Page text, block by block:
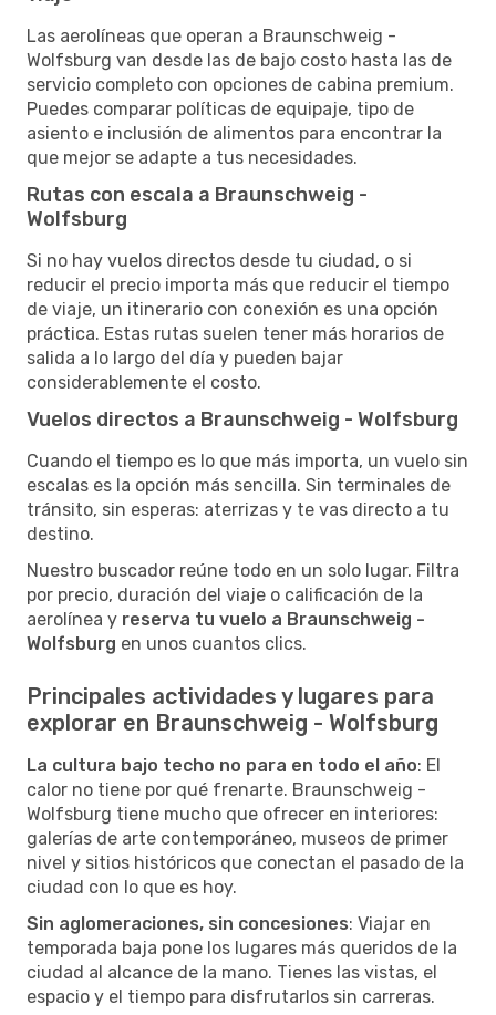
Las aerolíneas que operan a Braunschweig -
Wolfsburg van desde las de bajo costo hasta las de
servicio completo con opciones de cabina premium.
Puedes comparar políticas de equipaje, tipo de
asiento e inclusión de alimentos para encontrar la
que mejor se adapte a tus necesidades.
Rutas con escala a Braunschweig -
Wolfsburg
Si no hay vuelos directos desde tu ciudad, o si
reducir el precio importa más que reducir el tiempo
de viaje, un itinerario con conexión es una opción
práctica. Estas rutas suelen tener más horarios de
salida a lo largo del día y pueden bajar
considerablemente el costo.
Vuelos directos a Braunschweig - Wolfsburg
Cuando el tiempo es lo que más importa, un vuelo sin
escalas es la opción más sencilla. Sin terminales de
tránsito, sin esperas: aterrizas y te vas directo a tu
destino.
Nuestro buscador reúne todo en un solo lugar. Filtra
por precio, duración del viaje o calificación de la
aerolínea y reserva tu vuelo a Braunschweig -
Wolfsburg en unos cuantos clics.
Principales actividades y lugares para
explorar en Braunschweig - Wolfsburg
La cultura bajo techo no para en todo el año: El
calor no tiene por qué frenarte. Braunschweig -
Wolfsburg tiene mucho que ofrecer en interiores:
galerías de arte contemporáneo, museos de primer
nivel y sitios históricos que conectan el pasado de la
ciudad con lo que es hoy.
Sin aglomeraciones, sin concesiones: Viajar en
temporada baja pone los lugares más queridos de la
ciudad al alcance de la mano. Tienes las vistas, el
espacio y el tiempo para disfrutarlos sin carreras.